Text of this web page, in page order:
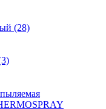
(28)